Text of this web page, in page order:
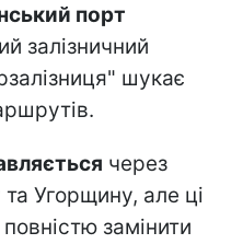
порт
залізничний
шукає
через
Угорщину, але ці
замінити